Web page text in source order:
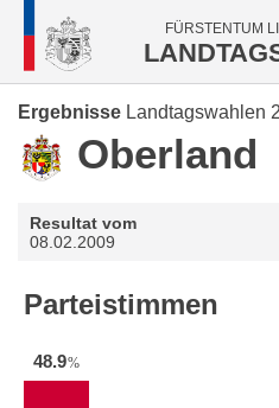
FÜRSTENTUM
Ergebnisse Landtagswahlen
Oberland
Resultat vom
08.02.2009
Parteistimmen
48.9%